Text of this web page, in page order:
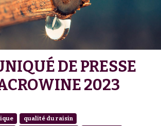
DE PRESSE
2023
qualité du raisin